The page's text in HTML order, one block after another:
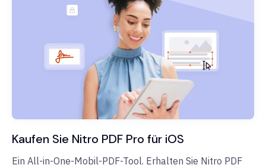
Kaufen Sie Nitro PDF Pro für iOS
Ein All-in-One-Mobil-PDF-Tool. Erhalten Sie Nitro PDF